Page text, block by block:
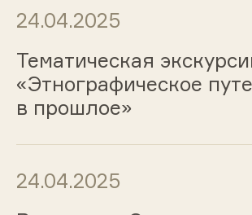
24.04.2025
Тематическая
«Этнографическое
в прошлое»
24.04.2025